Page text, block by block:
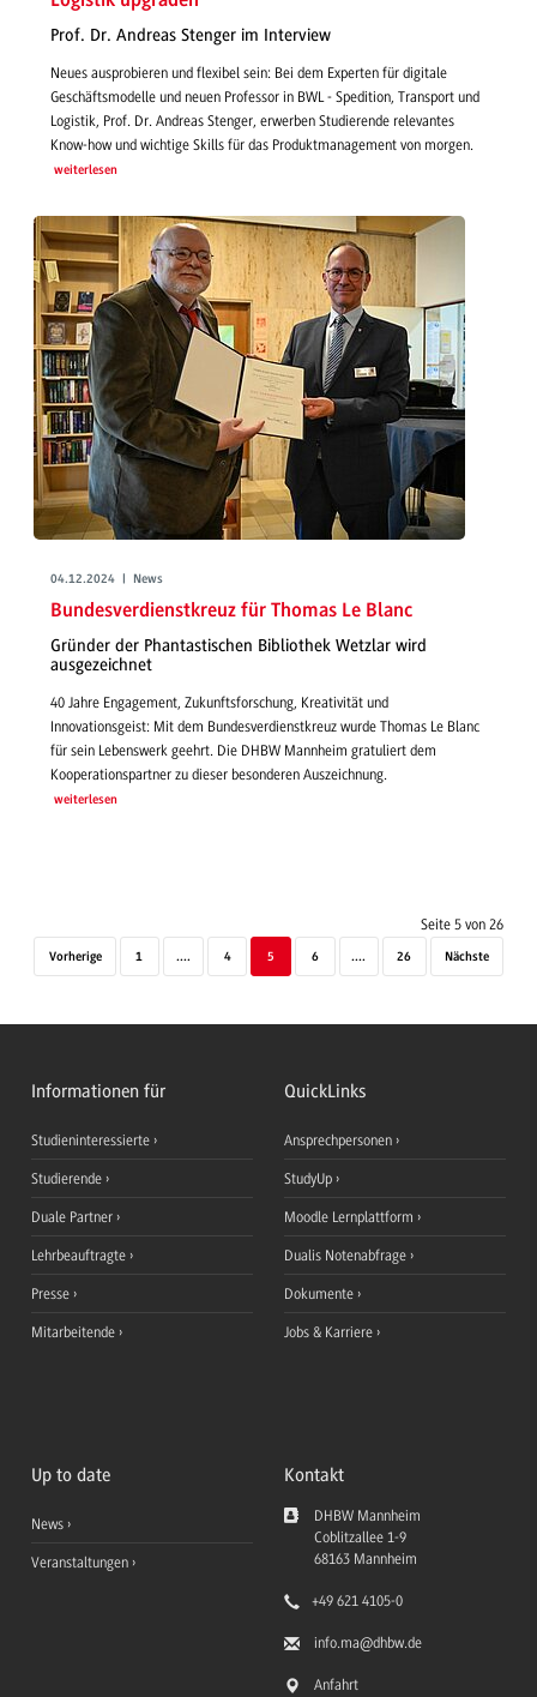
Prof. Dr. Andreas Stenger im Interview
Neues ausprobieren und flexibel sein: Bei dem Experten für digitale
Geschäftsmodelle und neuen Professor in BWL - Spedition, Transport und
Logistik, Prof. Dr. Andreas Stenger, erwerben Studierende relevantes
Know-how und wichtige Skills für das Produktmanagement von morgen.
weiterlesen
04.12.2024 | News
Bundesverdienstkreuz für Thomas Le Blanc
Gründer der Phantastischen Bibliothek Wetzlar wird
ausgezeichnet
40 Jahre Engagement, Zukunftsforschung, Kreativität und
Innovationsgeist: Mit dem Bundesverdienstkreuz wurde Thomas Le Blanc
für sein Lebenswerk geehrt. Die DHBW Mannheim gratuliert dem
Kooperationspartner zu dieser besonderen Auszeichnung.
weiterlesen
Seite 5 von 26
Vorherige 1 .... 4 5 6 .... 26 Nächste
Informationen für
Studieninteressierte
Studierende
Duale Partner
Lehrbeauftragte
Presse
Mitarbeitende
QuickLinks
Ansprechpersonen
StudyUp
Moodle Lernplattform
Dualis Notenabfrage
Dokumente
Jobs & Karriere
Up to date
News
Veranstaltungen
Kontakt
DHBW Mannheim
Coblitzallee 1-9
68163 Mannheim
+49 621 4105-0
info.ma@dhbw.de
Anfahrt